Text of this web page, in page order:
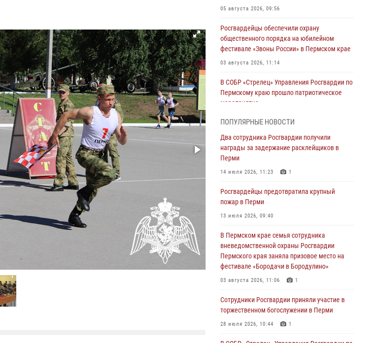
05 августа 2026, 09:56
Росгвардейцы обеспечили охрану
общественного порядка на юбилейном
фестивале «Звоны России» в Пермском крае
03 августа 2026, 11:14
В СОБР «Стрелец» Управления Росгвардии по
Пермскому краю прошло патриотическое
мероприятие
В Пермском крае семья сотрудника
вневедомственной охраны Росгвардии
Пермского края заняла призовое место на
фестивале «Бородачи в Бородулино»
В Пермском крае росгвардейцы провели
Росгвардеец спас тонущую женщину в
Пермском крае
30 июля 2026, 05:19
торжественном богослужении в Перми
28 июля 2026, 10:44 1
ПОПУЛЯРНЫЕ НОВОСТИ
Два сотрудника Росгвардии получили
награды за задержание расклейщиков в
Перми
14 июля 2026, 11:23 1
Росгвардейцы предотвратила крупный
пожар в Перми
13 июля 2026, 09:40
В Пермском крае семья сотрудника
вневедомственной охраны Росгвардии
Пермского края заняла призовое место на
фестивале «Бородачи в Бородулино»
03 августа 2026, 11:06 1
Сотрудники Росгвардии приняли участие в
торжественном богослужении в Перми
28 июля 2026, 10:44 1